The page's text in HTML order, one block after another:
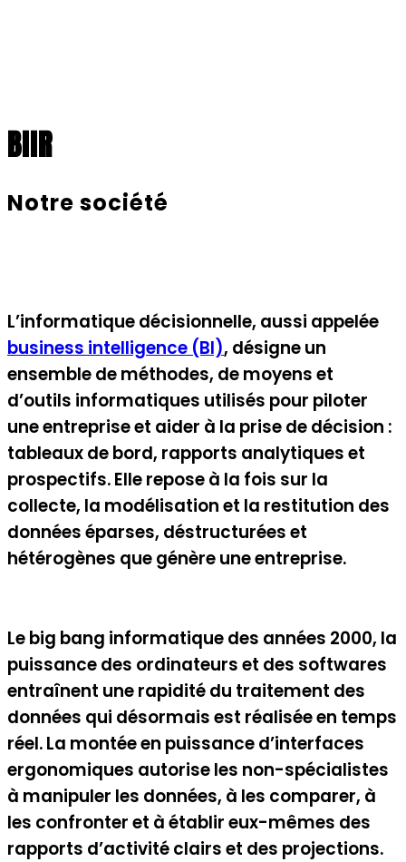
BIIR
Notre société
L’informatique décisionnelle, aussi appelée
business intelligence (BI), désigne un
ensemble de méthodes, de moyens et
d’outils informatiques utilisés pour piloter
une entreprise et aider à la prise de décision :
tableaux de bord, rapports analytiques et
prospectifs. Elle repose à la fois sur la
collecte, la modélisation et la restitution des
données éparses, déstructurées et
hétérogènes que génère une entreprise.
Le big bang informatique des années 2000, la
puissance des ordinateurs et des softwares
entraînent une rapidité du traitement des
données qui désormais est réalisée en temps
réel. La montée en puissance d’interfaces
ergonomiques autorise les non-spécialistes
à manipuler les données, à les comparer, à
les confronter et à établir eux-mêmes des
rapports d’activité clairs et des projections.